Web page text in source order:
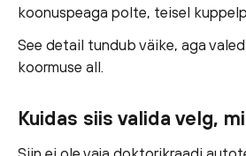
koonuspeaga polte, teisel
See detail tundub väike, aga
koormuse all.
Kuidas siis valida velg,